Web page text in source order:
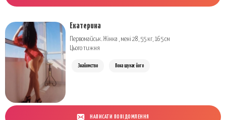
Екатерина
Первомайськ. Жінка , мені 28, 55 кг, 165 см
Цього тижня
Знайомство Вона шукає його
НАПИСАТИ ПОВІДОМЛЕННЯ